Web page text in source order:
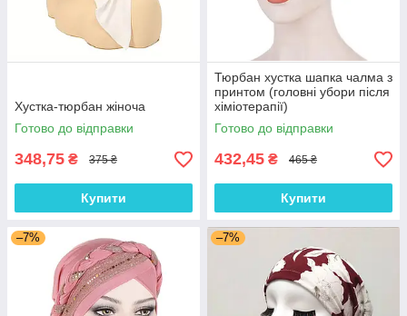
Хустка-тюрбан жіноча
Готово до відправки
348,75 ₴ 375 ₴
Купити
Тюрбан хустка шапка чалма з
принтом (головні убори після
хіміотерапії)
Готово до відправки
432,45 ₴ 465 ₴
Купити
–7% –7%